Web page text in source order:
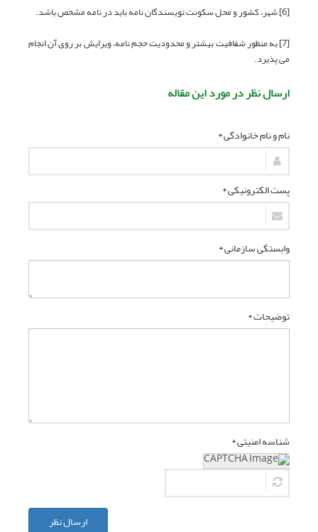
[6] شهر، کشور و محل سکونت نویسندگان نامه باید در نامه مشخص باشد.
[7] به منظور شفافیت بیشتر و محدودیت حجم نامه، ویرایش بر روی آن انجام
می پذیرد.
ارسال نظر در مورد این مقاله
نام و نام خانوادگی *
پست الکترونیکی *
وابستگی سازمانی *
توضیحات *
شناسه امنیتی *
ارسال نظر